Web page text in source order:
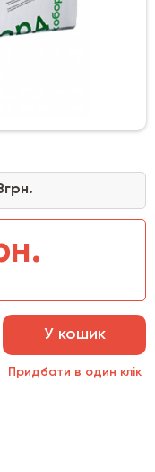
У кошик
Придбати в один клік